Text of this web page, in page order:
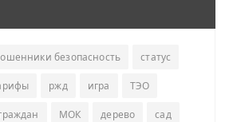
безопасность статус
ржд игра ТЭО
МОК дерево сад